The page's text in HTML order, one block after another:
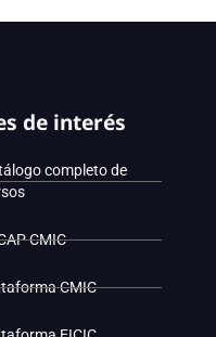
de interés
completo de
CMIC
CMIC